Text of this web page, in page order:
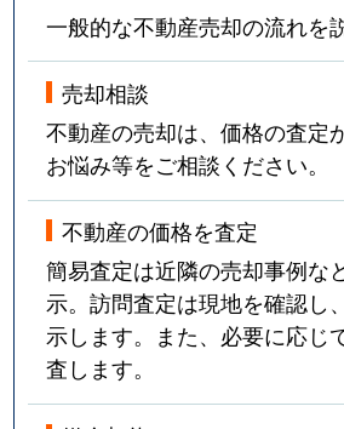
一般的な不動産売却の流れを
売却相談
不動産の売却は、価格の査定
お悩み等をご相談ください。
不動産の価格を査定
簡易査定は近隣の売却事例な
示。訪問査定は現地を確認し
示します。また、必要に応じ
査します。